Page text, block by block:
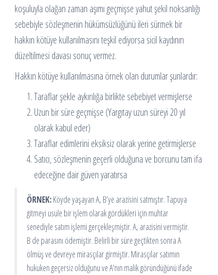
koşuluyla olağan zaman aşımı geçmişse yahut şekil noksanlığı
sebebiyle sözleşmenin hükümsüzlüğünü ileri sürmek bir
hakkın kötüye kullanılmasını teşkil ediyorsa sicil kaydının
düzeltilmesi davası sonuç vermez.
Hakkın kötüye kullanılmasına örnek olan durumlar şunlardır:
Taraflar şekle aykırılığa birlikte sebebiyet vermişlerse
Uzun bir süre geçmişse (Yargıtay uzun süreyi 20 yıl
olarak kabul eder)
Taraflar edimlerini eksiksiz olarak yerine getirmişlerse
Satıcı, sözleşmenin geçerli olduğuna ve borcunu tam ifa
edeceğine dair güven yaratırsa
ÖRNEK:Köyde yaşayan A, B’ye arazisini satmıştır. Tapuya
gitmeyi usule bir işlem olarak gördükleri için muhtar
senediyle satım işlemi gerçekleşmiştir. A, arazisini vermiştir.
B de parasını ödemiştir. Belirli bir süre geçtikten sonra A
ölmüş ve devreye mirasçılar girmiştir. Mirasçılar satımın
hukuken geçersiz olduğunu ve A’nın malik göründüğünü ifade